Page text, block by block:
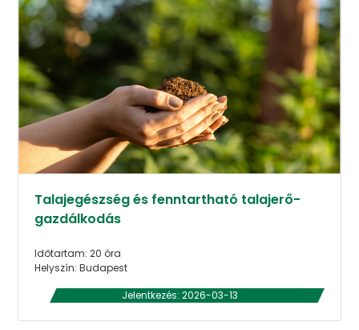
Talajegészség és fenntartható talajerő-
gazdálkodás
Időtartam: 20 óra
Helyszín: Budapest
Jelentkezés: 2026-03-13